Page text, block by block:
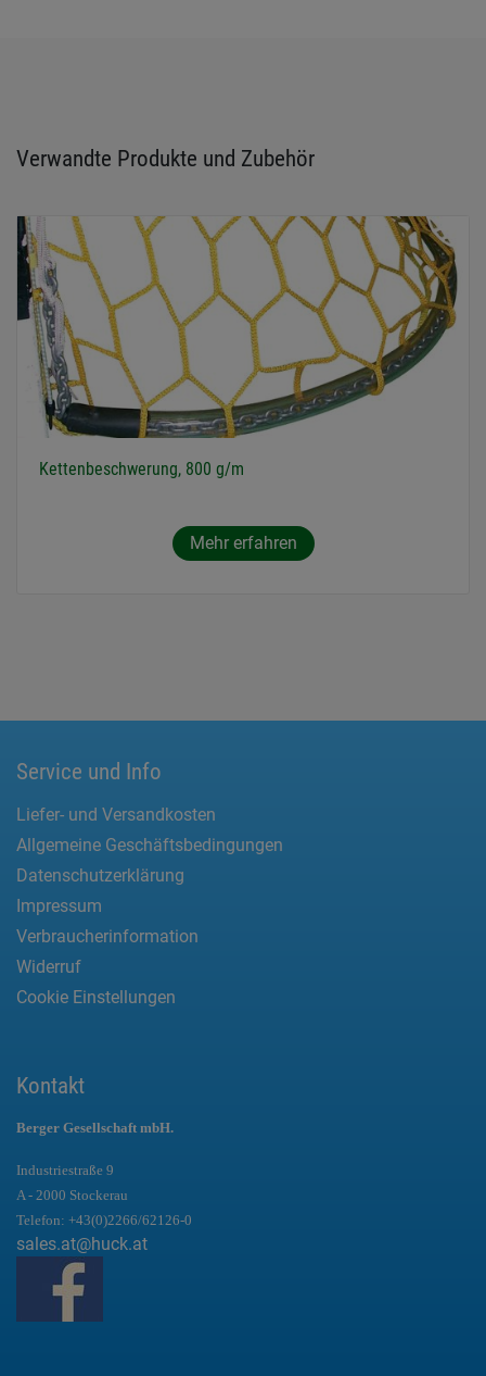
Verwandte Produkte und Zubehör
Kettenbeschwerung, 800 g/m
Mehr erfahren
Service und Info
Liefer- und Versandkosten
Allgemeine Geschäftsbedingungen
Datenschutzerklärung
Impressum
Verbraucherinformation
Widerruf
Cookie Einstellungen
Kontakt
Berger Gesellschaft mbH.
Industriestraße 9
A - 2000 Stockerau
Telefon: +43(0)2266/62126-0
sales.at@huck.at